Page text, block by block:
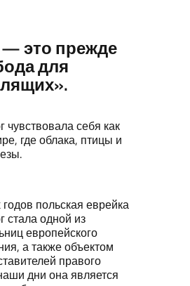
это прежде
для
чувствовала себя как
где облака, птицы и
польская еврейка
стала одной из
европейского
а также объектом
правого
дни она является